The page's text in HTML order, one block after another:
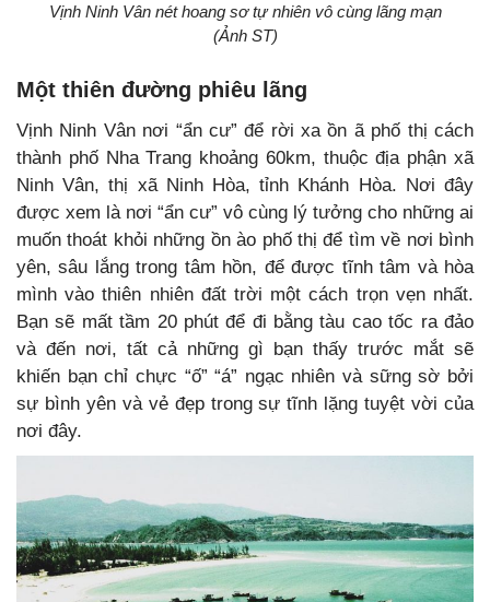
Vịnh Ninh Vân nét hoang sơ tự nhiên vô cùng lãng mạn
(Ảnh ST)
Một thiên đường phiêu lãng
Vịnh Ninh Vân nơi “ẩn cư” để rời xa ồn ã phố thị cách
thành phố Nha Trang khoảng 60km, thuộc địa phận xã
Ninh Vân, thị xã Ninh Hòa, tỉnh Khánh Hòa. Nơi đây
được xem là nơi “ẩn cư” vô cùng lý tưởng cho những ai
muốn thoát khỏi những ồn ào phố thị để tìm về nơi bình
yên, sâu lắng trong tâm hồn, để được tĩnh tâm và hòa
mình vào thiên nhiên đất trời một cách trọn vẹn nhất.
Bạn sẽ mất tầm 20 phút để đi bằng tàu cao tốc ra đảo
và đến nơi, tất cả những gì bạn thấy trước mắt sẽ
khiến bạn chỉ chực “ố” “á” ngạc nhiên và sững sờ bởi
sự bình yên và vẻ đẹp trong sự tĩnh lặng tuyệt vời của
nơi đây.